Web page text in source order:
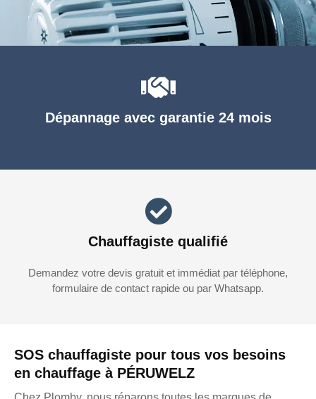
SOS chauffagiste pour tous vos besoins
en chauffage à PÉRUWELZ
Dépannage avec garantie 24 mois
Chauffagiste qualifié
Demandez votre devis gratuit et immédiat par téléphone,
formulaire de contact rapide ou par Whatsapp.